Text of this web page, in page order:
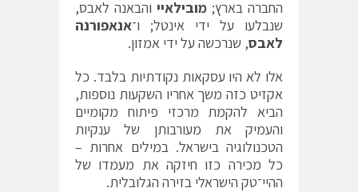
החברה בארץ; מובילאיי והבאנה לאבס,
שנבלעו על ידי אינטל; ו־אנאפורנה
לאבס, שנרכשה על ידי אמזון.
אלו לא היו עסקאות נקודתיות בלבד. כל
אקזיט כזה משך אחריו השקעות נוספות,
הביא להקמת מרכזי פיתוח מקומיים
והעמיק את מעורבותן של ענקיות
הטכנולוגיה בישראל. במילים אחרות –
כל מכירה כזו חיזקה את מעמדו של
ההיי־טק הישראלי בזירה הגלובלית.